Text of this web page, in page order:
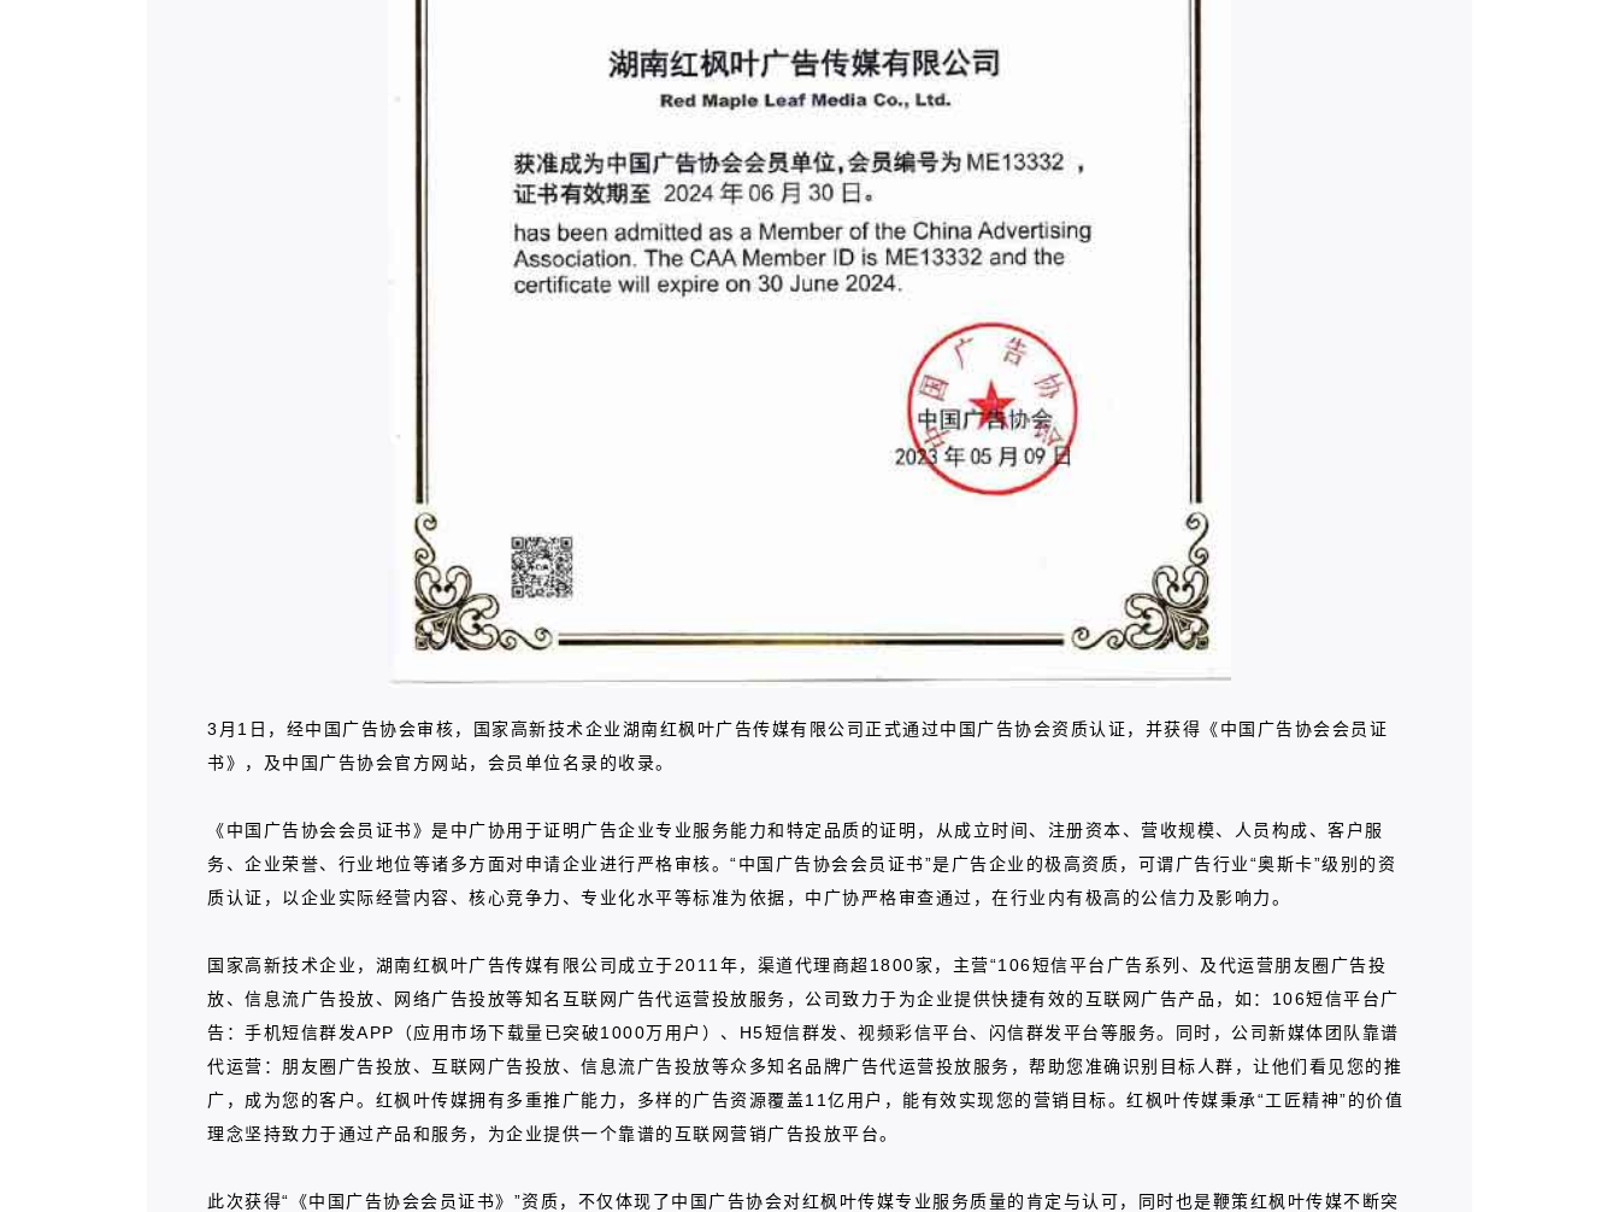
3月1日，经中国广告协会审核，国家高新技术企业湖南红枫叶广告传媒有限公司正式通过中国广告协会资质认证，并获得《中国广告协会会员证
书》，及中国广告协会官方网站，会员单位名录的收录。
《中国广告协会会员证书》是中广协用于证明广告企业专业服务能力和特定品质的证明，从成立时间、注册资本、营收规模、人员构成、客户服
务、企业荣誉、行业地位等诸多方面对申请企业进行严格审核。“中国广告协会会员证书”是广告企业的极高资质，可谓广告行业“奥斯卡”级别的资
质认证，以企业实际经营内容、核心竞争力、专业化水平等标准为依据，中广协严格审查通过，在行业内有极高的公信力及影响力。
国家高新技术企业，湖南红枫叶广告传媒有限公司成立于2011年，渠道代理商超1800家，主营“106短信平台广告系列、及代运营朋友圈广告投
放、信息流广告投放、网络广告投放等知名互联网广告代运营投放服务，公司致力于为企业提供快捷有效的互联网广告产品，如：106短信平台广
告：手机短信群发APP（应用市场下载量已突破1000万用户）、H5短信群发、视频彩信平台、闪信群发平台等服务。同时，公司新媒体团队靠谱
代运营：朋友圈广告投放、互联网广告投放、信息流广告投放等众多知名品牌广告代运营投放服务，帮助您准确识别目标人群，让他们看见您的推
广，成为您的客户。红枫叶传媒拥有多重推广能力，多样的广告资源覆盖11亿用户，能有效实现您的营销目标。红枫叶传媒秉承“工匠精神”的价值
理念坚持致力于通过产品和服务，为企业提供一个靠谱的互联网营销广告投放平台。
此次获得“《中国广告协会会员证书》”资质，不仅体现了中国广告协会对红枫叶传媒专业服务质量的肯定与认可，同时也是鞭策红枫叶传媒不断突